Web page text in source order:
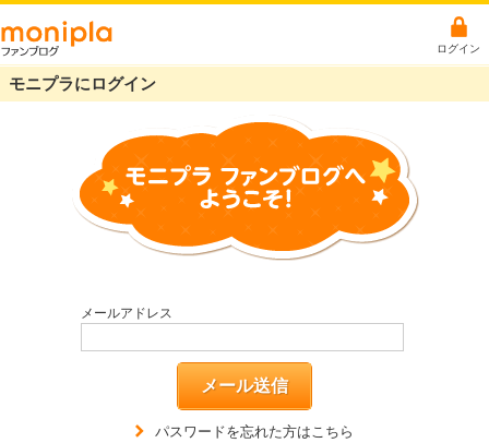
ログイン
モニプラにログイン
メールアドレス
メール送信
パスワードを忘れた方はこちら